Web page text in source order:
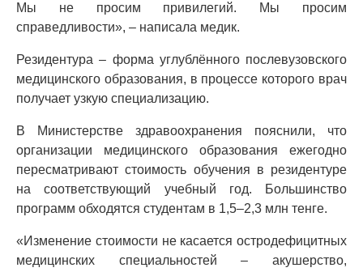
Мы не просим привилегий. Мы просим
справедливости», – написала медик.
Резидентура – форма углублённого послевузовского
медицинского образования, в процессе которого врач
получает узкую специализацию.
В Министерстве здравоохранения пояснили, что
организации медицинского образования ежегодно
пересматривают стоимость обучения в резидентуре
на соответствующий учебный год. Большинство
программ обходятся студентам в 1,5–2,3 млн тенге.
«Изменение стоимости не касается остродефицитных
медицинских специальностей – акушерство,